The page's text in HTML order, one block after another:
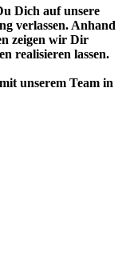
Dich auf unsere
verlassen. Anhand
zeigen wir Dir
realisieren lassen.
unserem Team in